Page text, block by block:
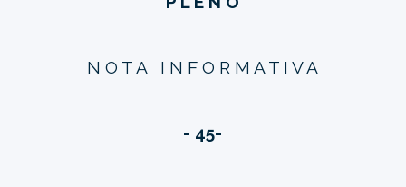
N O T A I N F O R M A T I V A
- 45-